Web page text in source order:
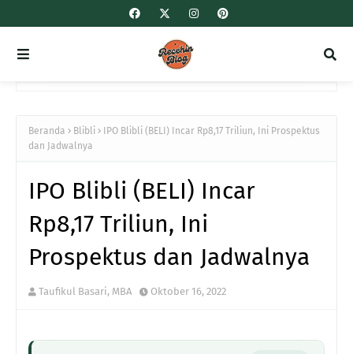
Beranda Blibli
IPO Blibli (BELI) Incar Rp8,17 Triliun, Ini Prospektus
dan Jadwalnya
IPO Blibli (BELI) Incar
Rp8,17 Triliun, Ini
Prospektus dan Jadwalnya
Taufikul Basari, MBA Oktober 16, 2022